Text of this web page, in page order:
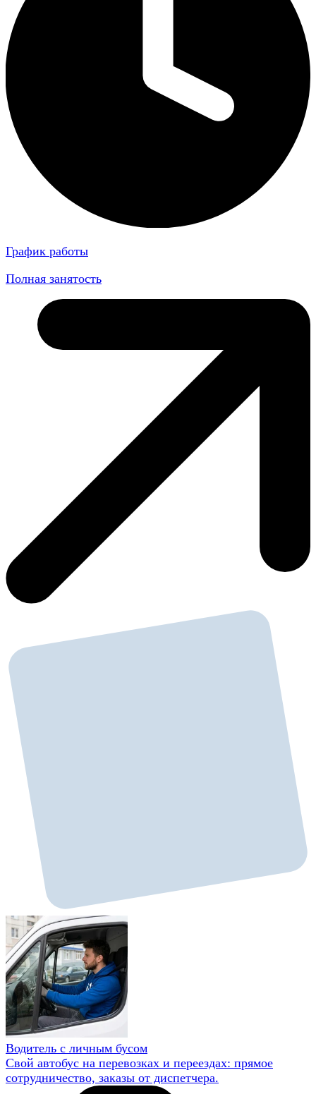
График работы
Полная занятость
Водитель с личным бусом
Свой автобус на перевозках и переездах: прямое
сотрудничество, заказы от диспетчера.